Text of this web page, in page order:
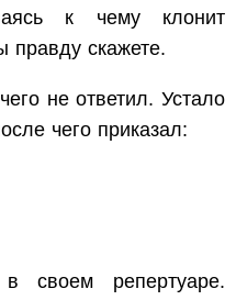
к чему клонит
скажете.
не ответил. Устало
чего приказал:
своем репертуаре.